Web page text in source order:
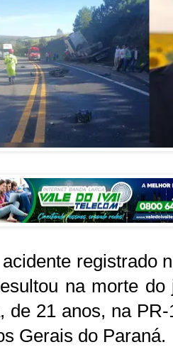
registrado
na morte do
de 21 anos, na
Gerais do Paraná.